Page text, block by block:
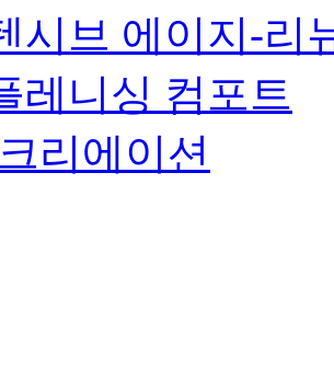
시브 에이지-리
레니싱 컴포트
리에이션